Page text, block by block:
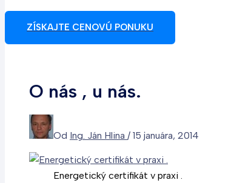
ZÍSKAJTE CENOVÚ PONUKU
O nás , u nás.
Od Ing. Ján Hlina / 15 januára, 2014
Energetický certifikát v praxi .